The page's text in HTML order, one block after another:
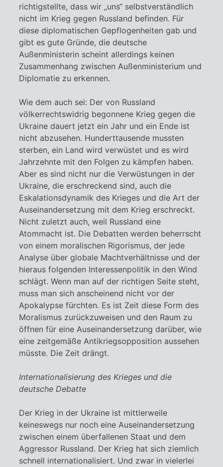
richtigstellte, dass wir „uns“ selbstverständlich
nicht im Krieg gegen Russland befinden. Für
diese diplomatischen Gepflogenheiten gab und
gibt es gute Gründe, die deutsche
Außenministerin scheint allerdings keinen
Zusammenhang zwischen Außenministerium und
Diplomatie zu erkennen.
Wie dem auch sei: Der von Russland
völkerrechtswidrig begonnene Krieg gegen die
Ukraine dauert jetzt ein Jahr und ein Ende ist
nicht abzusehen. Hunderttausende mussten
sterben, ein Land wird verwüstet und es wird
Jahrzehnte mit den Folgen zu kämpfen haben.
Aber es sind nicht nur die Verwüstungen in der
Ukraine, die erschreckend sind, auch die
Eskalationsdynamik des Krieges und die Art der
Auseinandersetzung mit dem Krieg erschreckt.
Nicht zuletzt auch, weil Russland eine
Atommacht ist. Die Debatten werden beherrscht
von einem moralischen Rigorismus, der jede
Analyse über globale Machtverhältnisse und der
hieraus folgenden Interessenpolitik in den Wind
schlägt. Wenn man auf der richtigen Seite steht,
muss man sich anscheinend nicht vor der
Apokalypse fürchten. Es ist Zeit diese Form des
Moralismus zurückzuweisen und den Raum zu
öffnen für eine Auseinandersetzung darüber, wie
eine zeitgemäße Antikriegsopposition aussehen
müsste. Die Zeit drängt.
Internationalisierung des Krieges und die
deutsche Debatte
Der Krieg in der Ukraine ist mittlerweile
keineswegs nur noch eine Auseinandersetzung
zwischen einem überfallenen Staat und dem
Aggressor Russland. Der Krieg hat sich ziemlich
schnell internationalisiert. Und zwar in vielerlei